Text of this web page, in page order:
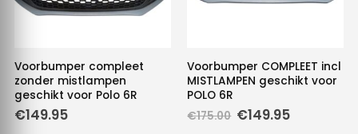
Voorbumper compleet
zonder mistlampen
geschikt voor Polo 6R
€149.95
Voorbumper COMPLEET incl
MISTLAMPEN geschikt voor
POLO 6R
€175.00 Oorspronkelijke
€149.95Huidige